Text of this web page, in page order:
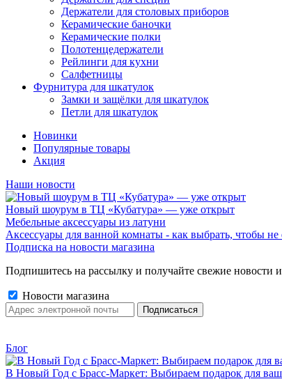
Держатели для столовых приборов
Керамические баночки
Керамические полки
Полотенцедержатели
Рейлинги для кухни
Салфетницы
Фурнитура для шкатулок
Замки и защёлки для шкатулок
Петли для шкатулок
Новинки
Популярные товары
Акция
Наши новости
Новый шоурум в ТЦ «Кубатура» — уже открыт
Мебельные аксессуары из латуни
Аксессуары для ванной комнаты - как выбрать, чтобы не
Подписка на новости магазина
Подпишитесь на рассылку и получайте свежие новости
Новости магазина
Блог
В Новый Год с Брасс-Маркет: Выбираем подарок для